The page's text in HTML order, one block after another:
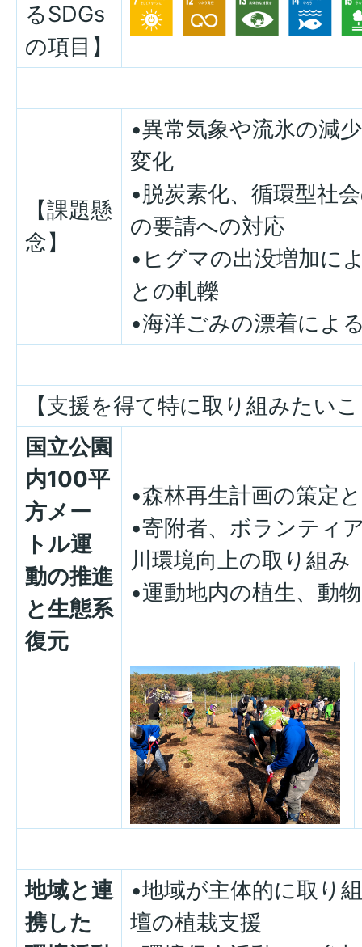
るSDGs
の項目】
【課題懸
念】
•異常気象や流氷の減
変化
•脱炭素化、循環型社
の要請への対応
•ヒグマの出没増加に
との軋轢
•海洋ごみの漂着によ
【支援を得て特に取り組みたい
国立公園
内100平
方メー
トル運
動の推進
と生態系
復元
•森林再生計画の策定
•寄附者、ボランティ
川環境向上の取り組み
•運動地内の植生、動
地域と連
携した
•地域が主体的に取り
壇の植栽支援